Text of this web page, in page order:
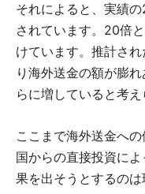
それによると、実績
されています。20倍
けています。推計さ
り海外送金の額が膨
らに増していると考え
ここまで海外送金へ
国からの直接投資に
果を出そうとするの